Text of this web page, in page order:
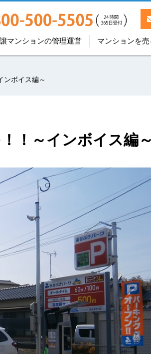
マンションの管理運営 マンションを
ンボイス編～
！～インボイス編～